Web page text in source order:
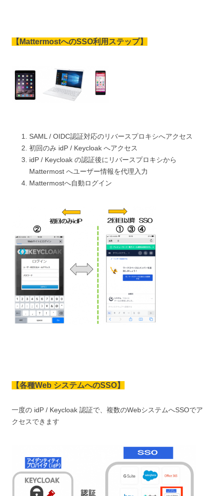
【 MattermostへのSSO利用ステップ】
SAML / OIDC認証対応のリバースプロキシへアクセス
初回のみ idP / Keycloak へアクセス
idP / Keycloak の認証後にリバースプロキシから
Mattermost へユーザー情報を代理入力
Mattermostへ自動ログイン
【各種Web システムへのSSO】
一度の idP / Keycloak 認証で、複数のWebシステムへSSOでア
クセスできます